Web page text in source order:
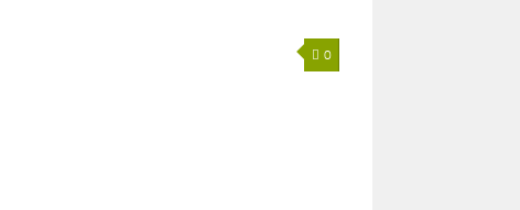
0